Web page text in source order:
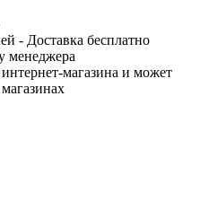
- Доставка бесплатно
менеджера
магазина и может